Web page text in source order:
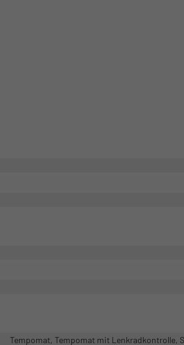
Tempomat, Tempomat mit Lenkradkontrolle,